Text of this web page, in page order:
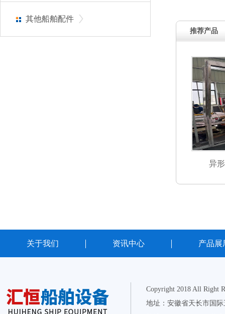
其他船舶配件
推荐产品
异
关于我们 资讯中心 产品展
Copyright 2018 All Right
地址：安徽省天长市国际